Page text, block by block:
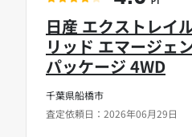
千葉県船橋市
査定依頼日：2026年06月29日
日産 エクストレイ
リッド エマージェ
パッケージ 4WD
PT